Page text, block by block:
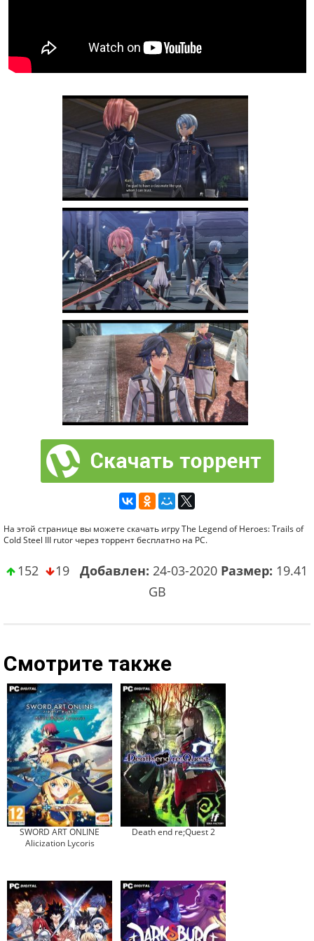
На этой странице вы можете скачать игру The Legend of Heroes: Trails of
Cold Steel III rutor через торрент бесплатно на PC.
152 19 Добавлен: 24-03-2020 Размер: 19.41
GB
Смотрите также
SWORD ART ONLINE
Alicization Lycoris
Death end re;Quest 2